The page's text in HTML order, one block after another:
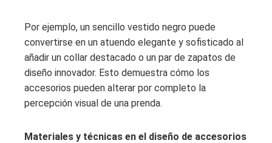
Por ejemplo, un sencillo vestido negro puede
convertirse en un atuendo elegante y sofisticado al
añadir un collar destacado o un par de zapatos de
diseño innovador. Esto demuestra cómo los
accesorios pueden alterar por completo la
percepción visual de una prenda.
Materiales y técnicas en el diseño de accesorios